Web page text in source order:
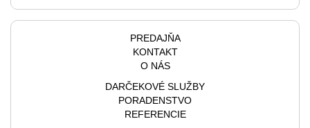
PREDAJŇA
KONTAKT
O NÁS
DARČEKOVÉ SLUŽBY
PORADENSTVO
REFERENCIE